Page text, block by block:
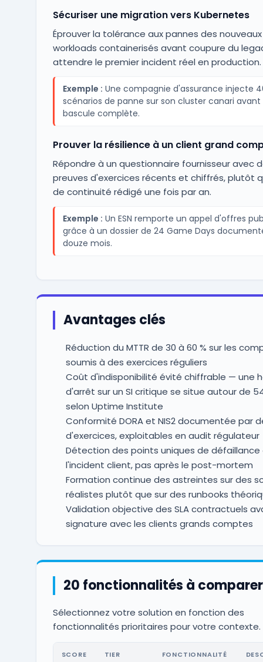
Sécuriser une migration vers Kubernetes
Éprouver la tolérance aux pannes des nouveaux
workloads containerisés avant coupure du
attendre le premier incident réel en production.
Exemple : Une compagnie d'assurance injecte
scénarios de panne sur son cluster canari avant
bascule complète.
Prouver la résilience à un client grand
Répondre à un questionnaire fournisseur avec
preuves d'exercices récents et chiffrés, plutôt
de continuité rédigé une fois par an.
Exemple : Un ESN remporte un appel d'offres
grâce à un dossier de 24 Game Days
douze mois.
Avantages clés
Réduction du MTTR de 30 à 60 % sur les
soumis à des exercices réguliers
Coût d'indisponibilité évité chiffrable — une
d'arrêt sur un SI critique se situe autour de
selon Uptime Institute
Conformité DORA et NIS2 documentée par
d'exercices, exploitables en audit régulateur
Détection des points uniques de
l'incident client, pas après le post-mortem
Formation continue des astreintes sur des
réalistes plutôt que sur des runbooks
Validation objective des SLA contractuels
signature avec les clients grands comptes
20 fonctionnalités à comparer
Sélectionnez votre solution en fonction des
fonctionnalités prioritaires pour votre contexte.
SCORE TIER FONCTIONNALITÉ